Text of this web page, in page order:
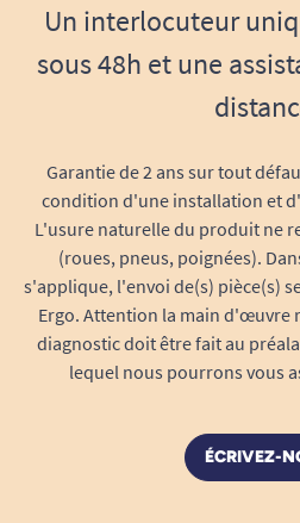
Un interlocuteur
sous 48h et une
Garantie de 2 ans sur tout
condition d'une installation et
L'usure naturelle du produit ne
(roues, pneus, poignées).
s'applique, l'envoi de(s) pièce(s)
Ergo. Attention la main d'œuvre
diagnostic doit être fait au
lequel nous pourrons vous
ÉCRIVEZ-